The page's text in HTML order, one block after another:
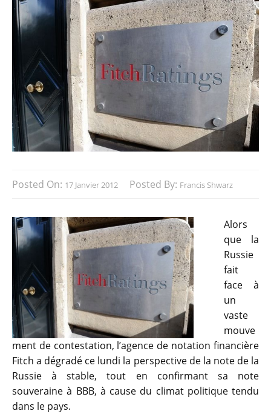
Posted On: 17 Janvier 2012 Posted By: Francis Shwarz
Alors
que la
Russie
fait
face à
un
vaste
mouve
ment de contestation, l’agence de notation financière
Fitch a dégradé ce lundi la perspective de la note de la
Russie à stable, tout en confirmant sa note
souveraine à BBB, à cause du climat politique tendu
dans le pays.